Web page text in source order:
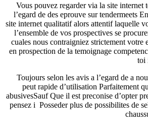
Vous pouvez regarder via la site internet
l’egard de des eprouve sur tendermeets
site internet qualitatif alors attentif laquelle
l’ensemble de vos prospectives se
cuales nous contraigniez strictement votre
en prospection de la temoignage
toi
Toujours selon les avis a l’egard de a
peut rapide d’utilisation Parfaitement
abusivesSauf Que il est preconise d’opter
pensez i Posseder plus de possibilites de